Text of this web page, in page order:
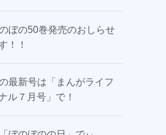
ぼの50巻発売のおしらせ
！！
最新号は「まんがライフ
ル７月号」で！